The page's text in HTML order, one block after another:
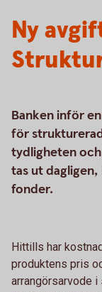
Ny
Banken inför
för
tydligheten
tas ut
fonder.
Hittills har
produktens pris
arrangörsarvode i